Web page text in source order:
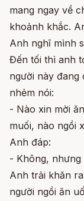
mang ngay về
khoảnh khắc.
Anh nghĩ mình
Đến tối thì anh
người này đang
nhẻm nói:
- Nào xin mời
muối, nào ngồi
Anh đáp:
- Không, nhưng
Anh trải khăn
người ngồi ăn